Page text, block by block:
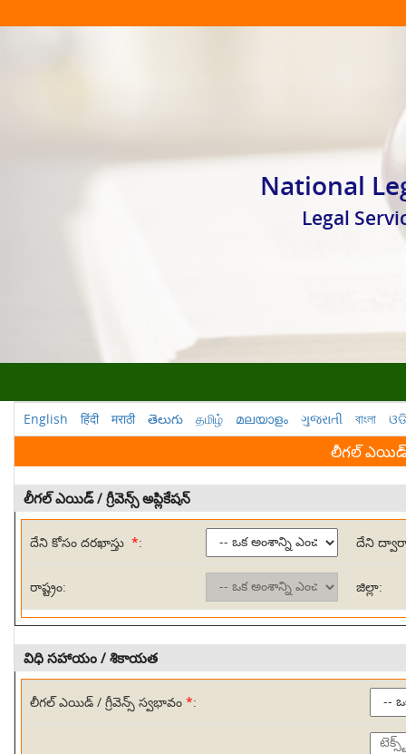
National
Legal
English हिंदी मराठी తెలుగు தமிழ் മലയാളം ગુજરાતી বাংলা
లీగల్ ఎయిడ్
లీగల్ ఎయిడ్ / గ్రీవెన్స్ అప్లికేషన్
దేని కోసం దరఖాస్తు *: దేని
రాష్ట్రం: జిల్లా:
విధి సహాయం / శికాయత
లీగల్ ఎయిడ్ / గ్రీవెన్స్ స్వభావం *: